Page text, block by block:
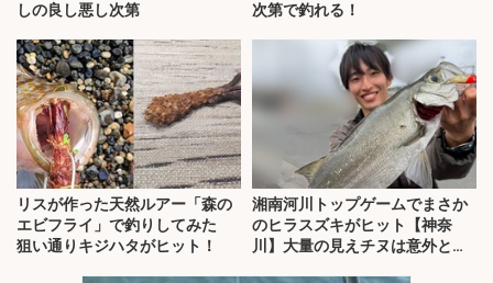
しの良し悪し次第 次第で釣れる！
リスが作った天然ルアー「森の
エビフライ」で釣りしてみた
狙い通りキジハタがヒット！
湘南河川トップゲームでまさか
のヒラスズキがヒット【神奈
川】大量の見えチヌは意外と難